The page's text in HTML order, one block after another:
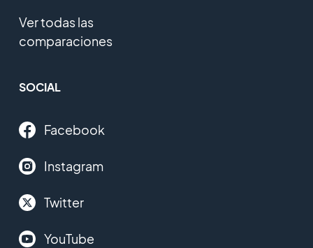
Ver todas las
comparaciones
SOCIAL
Facebook
Instagram
Twitter
YouTube